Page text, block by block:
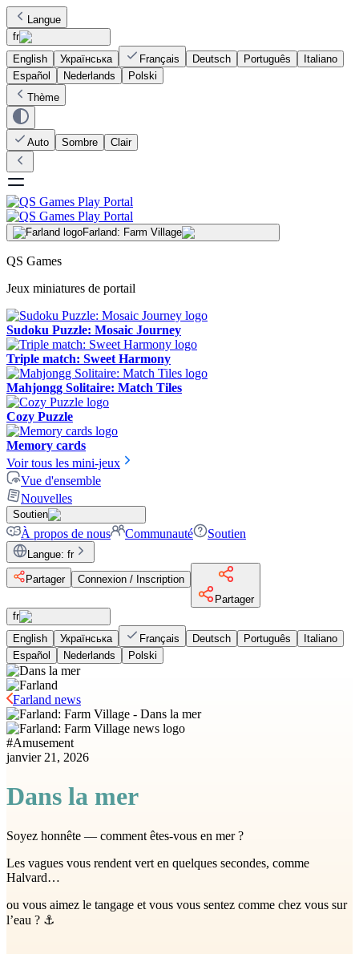
Langue
fr
English
Українська Français Deutsch Português
Italiano
Español
Nederlands
Polski
Thème
Auto Sombre Clair
Farland: Farm Village
QS Games
Jeux miniatures de portail
Sudoku Puzzle: Mosaic Journey
Triple match: Sweet Harmony
Mahjongg Solitaire: Match Tiles
Cozy Puzzle
Memory cards
Voir tous les mini-jeux
Vue d'ensemble
Nouvelles
Soutien
À propos de nous Communauté Soutien
Langue: fr
Partager
Connexion / Inscription
Partager
fr
English
Українська Français Deutsch Português
Italiano
Español
Nederlands Polski
Farland news
#Amusement
janvier 21, 2026
Dans la mer
Soyez honnête — comment êtes-vous en mer ?
Les vagues vous rendent vert en quelques secondes, comme
Halvard…
ou vous aimez le tangage et vous vous sentez comme chez vous sur
l’eau ? ⚓